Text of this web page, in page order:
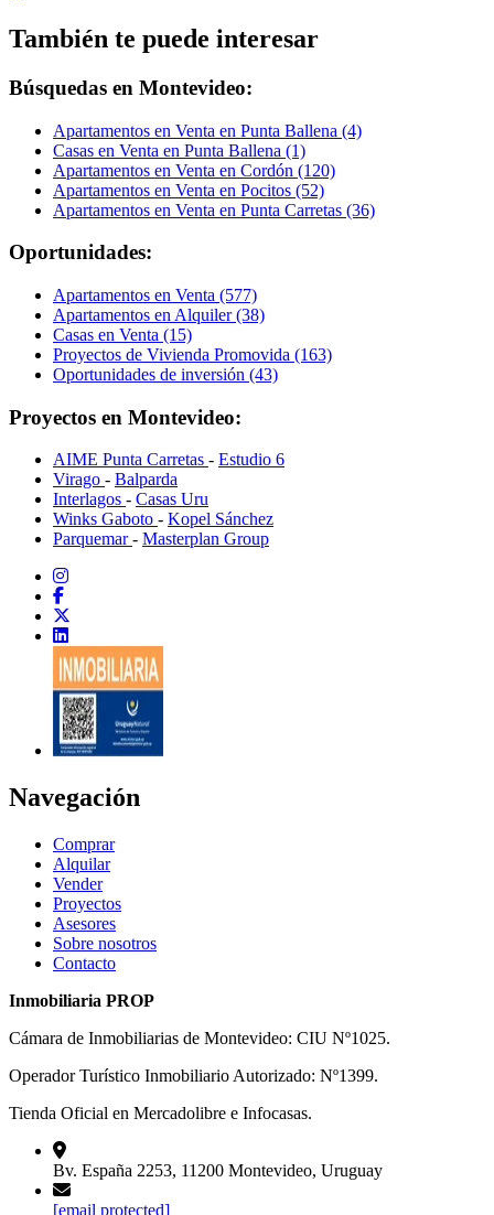
También te puede interesar
Búsquedas en Montevideo:
Apartamentos en Venta en Punta Ballena (4)
Casas en Venta en Punta Ballena (1)
Apartamentos en Venta en Cordón (120)
Apartamentos en Venta en Pocitos (52)
Apartamentos en Venta en Punta Carretas (36)
Oportunidades:
Apartamentos en Venta (577)
Apartamentos en Alquiler (38)
Casas en Venta (15)
Proyectos de Vivienda Promovida (163)
Oportunidades de inversión (43)
Proyectos en Montevideo:
AIME Punta Carretas - Estudio 6
Virago - Balparda
Interlagos - Casas Uru
Winks Gaboto - Kopel Sánchez
Parquemar- Masterplan Group
Navegación
Comprar
Alquilar
Vender
Proyectos
Asesores
Sobre nosotros
Contacto
Inmobiliaria PROP
Cámara de Inmobiliarias de Montevideo: CIU Nº1025.
Operador Turístico Inmobiliario Autorizado: Nº1399.
Tienda Oficial en Mercadolibre e Infocasas.
Bv. España 2253, 11200 Montevideo, Uruguay
[email protected]